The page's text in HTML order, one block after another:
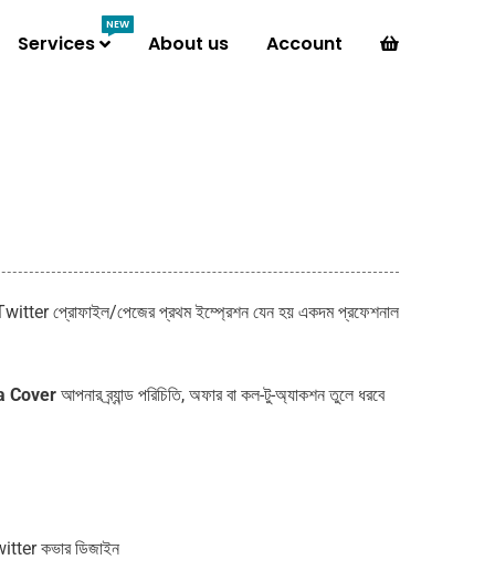
Services
NEW
About us Account
প্রোফাইল/পেজের প্রথম ইম্প্রেশন যেন হয় একদম প্রফেশনাল
Cover আপনার ব্র্যান্ড পরিচিতি, অফার বা কল-টু-অ্যাকশন তুলে ধরবে
কভার ডিজাইন